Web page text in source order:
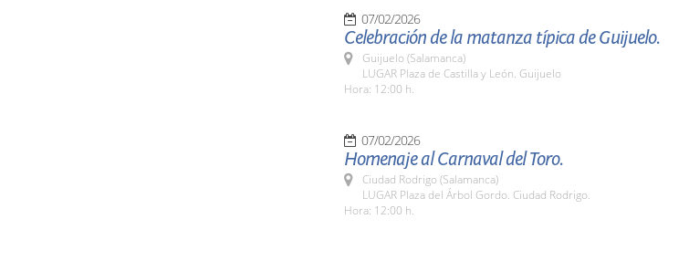
07/02/2026
Celebración de la matanza típica de Guijuelo.
Guijuelo (Salamanca)
LUGAR Plaza de Castilla y León. Guijuelo
Hora: 12:00 h.
07/02/2026
Homenaje al Carnaval del Toro.
Ciudad Rodrigo (Salamanca)
LUGAR Plaza del Árbol Gordo. Ciudad Rodrigo.
Hora: 12:00 h.